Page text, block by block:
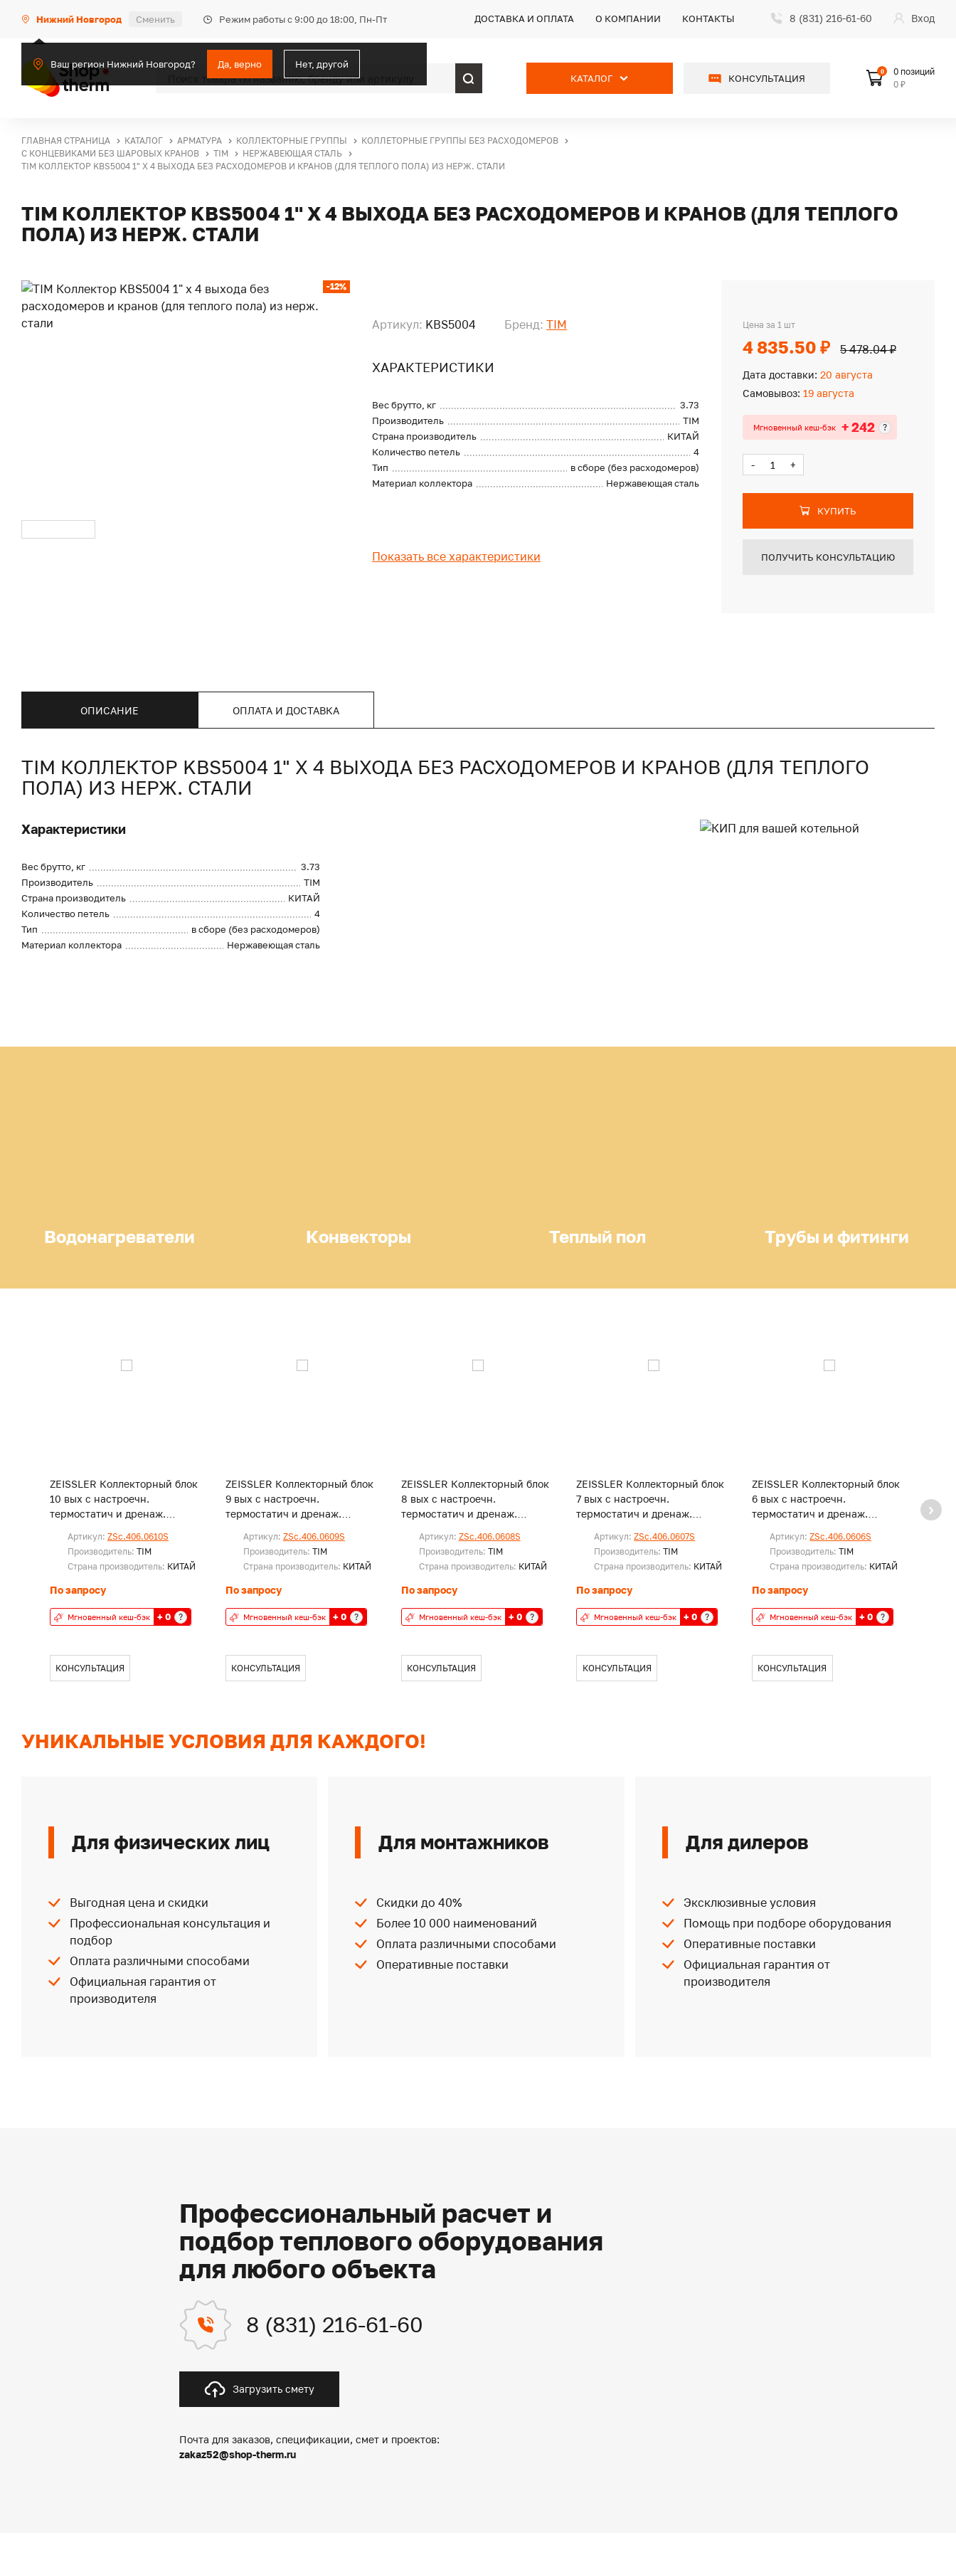
Нижний Новгород Сменить Режим работы с 9:00 до 18:00, Пн-Пт
Ваш регион Нижний Новгород? Да, верно Нет, другой
ДОСТАВКА И ОПЛАТА О КОМПАНИИ КОНТАКТЫ 8 (831) 216-61-60 Вход
КАТАЛОГ КОНСУЛЬТАЦИЯ
0
0 позиций
0 ₽
ГЛАВНАЯ СТРАНИЦА КАТАЛОГ АРМАТУРА КОЛЛЕКТОРНЫЕ ГРУППЫ
КОЛЛЕТОРНЫЕ ГРУППЫ БЕЗ РАСХОДОМЕРОВ
С КОНЦЕВИКАМИ БЕЗ ШАРОВЫХ КРАНОВ
TIM
НЕРЖАВЕЮЩАЯ СТАЛЬ
TIM КОЛЛЕКТОР KВS5004 1" Х 4 ВЫХОДА БЕЗ РАСХОДОМЕРОВ И КРАНОВ (ДЛЯ ТЕПЛОГО ПОЛА) ИЗ НЕРЖ. СТАЛИ
TIM КОЛЛЕКТОР KВS5004 1" Х 4 ВЫХОДА БЕЗ РАСХОДОМЕРОВ И КРАНОВ (ДЛЯ ТЕПЛОГО
ПОЛА) ИЗ НЕРЖ. СТАЛИ
-12%
Артикул: KBS5004 Бренд: TIM
ХАРАКТЕРИСТИКИ
Вес брутто, кг
3.73
Производитель
TIM
Страна производитель
КИТАЙ
Количество петель
4
Тип
в сборе (без расходомеров)
Материал коллектора
Нержавеющая сталь
Показать все характеристики
Цена за 1 шт
4 835.50 ₽ 5 478.04 ₽
Дата доставки: 20 августа
Самовывоз: 19 августа
Мгновенный кеш-бэк + 242 ?
- +
КУПИТЬ
ПОЛУЧИТЬ КОНСУЛЬТАЦИЮ
ОПИСАНИЕ ОПЛАТА И ДОСТАВКА
TIM КОЛЛЕКТОР KВS5004 1" Х 4 ВЫХОДА БЕЗ РАСХОДОМЕРОВ И КРАНОВ (ДЛЯ ТЕПЛОГО
ПОЛА) ИЗ НЕРЖ. СТАЛИ
Характеристики
Вес брутто, кг
3.73
Производитель
TIM
Страна производитель
КИТАЙ
Количество петель
4
Тип
в сборе (без расходомеров)
Материал коллектора
Нержавеющая сталь
Водонагреватели Конвекторы Теплый пол Трубы и фитинги
ZEISSLER Коллекторный блок
10 вых с настроечн.
термостатич и дренаж.
нерж.
Артикул: ZSc.406.0610S
Производитель: TIM
Страна производитель: КИТАЙ
По запросу
Мгновенный кеш-бэк + 0 ?
КОНСУЛЬТАЦИЯ
ZEISSLER Коллекторный блок
9 вых с настроечн.
термостатич и дренаж.
нерж.ст
Артикул: ZSc.406.0609S
Производитель: TIM
Страна производитель: КИТАЙ
По запросу
Мгновенный кеш-бэк + 0 ?
КОНСУЛЬТАЦИЯ
ZEISSLER Коллекторный блок
8 вых с настроечн.
термостатич и дренаж.
нерж.ст
Артикул: ZSc.406.0608S
Производитель: TIM
Страна производитель: КИТАЙ
По запросу
Мгновенный кеш-бэк + 0 ?
КОНСУЛЬТАЦИЯ
ZEISSLER Коллекторный блок
7 вых с настроечн.
термостатич и дренаж.
нерж.ст
Артикул:ZSc.406.0607S
Производитель:TIM
Страна производитель: КИТАЙ
По запросу
Мгновенный кеш-бэк + 0 ?
КОНСУЛЬТАЦИЯ
ZEISSLER Коллекторный блок
6 вых с настроечн.
термостатич и дренаж.
нерж.ст
Артикул:ZSc.406.0606S
Производитель:TIM
Страна производитель: КИТАЙ
По запросу
Мгновенный кеш-бэк + 0 ?
КОНСУЛЬТАЦИЯ
5
УНИКАЛЬНЫЕ УСЛОВИЯ ДЛЯ КАЖДОГО!
Для физических лиц
Выгодная цена и скидки
Профессиональная консультация и
подбор
Оплата различными способами
Официальная гарантия от
производителя
Для монтажников
Скидки до 40%
Более 10 000 наименований
Оплата различными способами
Оперативные поставки
Для дилеров
Эксклюзивные условия
Помощь при подборе оборудования
Оперативные поставки
Официальная гарантия от
производителя
Профессиональный расчет и
подбор теплового оборудования
для любого объекта
8 (831) 216-61-60
Загрузить смету
Почта для заказов, спецификации, смет и проектов:
zakaz52@shop-therm.ru